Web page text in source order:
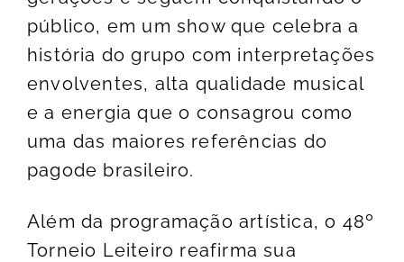
público, em um show que celebra a
história do grupo com interpretações
envolventes, alta qualidade musical
e a energia que o consagrou como
uma das maiores referências do
pagode brasileiro.
Além da programação artística, o 48º
Torneio Leiteiro reafirma sua